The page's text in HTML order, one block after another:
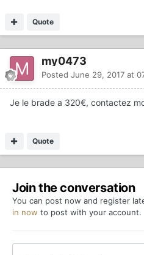
Quote
my0473
Posted June 29, 2017 at
Je le brade a 320€, contactez
Quote
Join the conversation
You can post now and register
in now to post with your account.